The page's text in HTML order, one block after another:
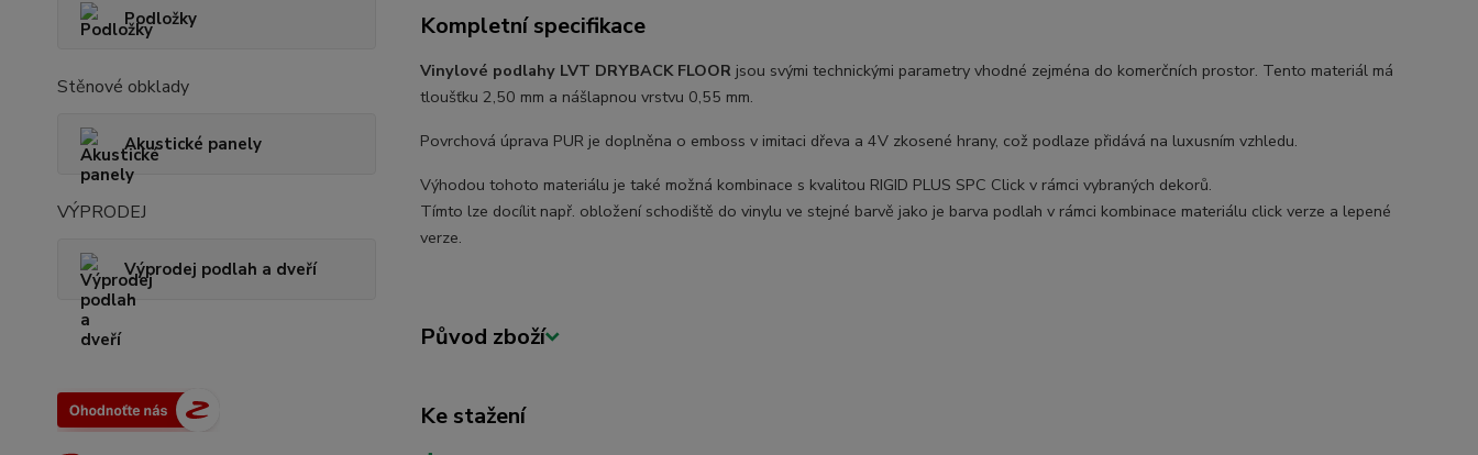
Podložky
Stěnové obklady
Akustické panely
VÝPRODEJ
Výprodej podlah a dveří
Kompletní specifikace
Vinylové podlahy LVT DRYBACK FLOOR jsou svými technickými parametry vhodné zejména do komerčních prostor. Tento materiál má
tloušťku 2,50 mm a nášlapnou vrstvu 0,55 mm.
Povrchová úprava PUR je doplněna o emboss v imitaci dřeva a 4V zkosené hrany, což podlaze přidává na luxusním vzhledu.
Výhodou tohoto materiálu je také možná kombinace s kvalitou RIGID PLUS SPC Click v rámci vybraných dekorů.
Tímto lze docílit např. obložení schodiště do vinylu ve stejné barvě jako je barva podlah v rámci kombinace materiálu click verze a lepené
verze.
Původ zboží
Ke stažení